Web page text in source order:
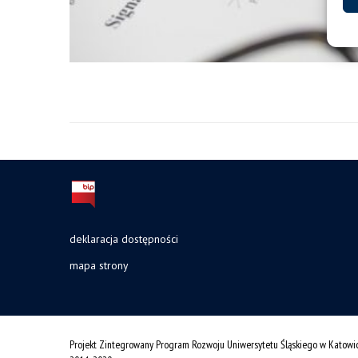
deklaracja dostępności
mapa strony
Projekt Zintegrowany Program Rozwoju Uniwersytetu Śląskiego w